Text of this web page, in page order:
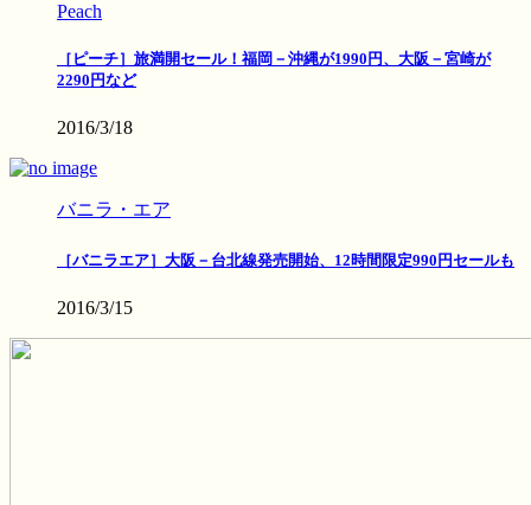
Peach
［ピーチ］旅満開セール！福岡－沖縄が1990円、大阪－宮崎が
2290円など
2016/3/18
バニラ・エア
［バニラエア］大阪－台北線発売開始、12時間限定990円セールも
2016/3/15